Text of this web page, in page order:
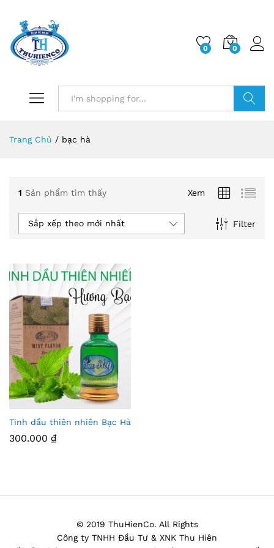
0 0
Trang Chủ / bạc hà
1 Sản phẩm tìm thấy Xem
Filter
Sắp xếp theo mới nhất
Thê
h
Tinh dầu thiên nhiên Bạc Hà
300.000 ₫
© 2019 ThuHienCo. All Rights
Công ty TNHH Đầu Tư & XNK Thu Hiên